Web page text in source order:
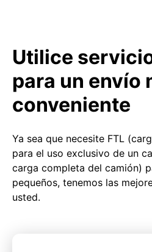
Utilice
para un envío
conveniente
Ya sea que necesite FTL
para el uso exclusivo de un
carga completa del camión)
pequeños, tenemos las
usted.